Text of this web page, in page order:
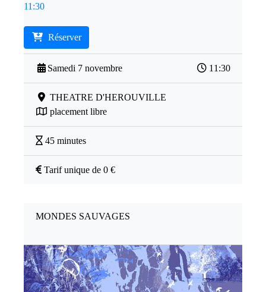
11:30
Réserver
Samedi 7 novembre 11:30
THEATRE D'HEROUVILLE
placement libre
45 minutes
Tarif unique de 0 €
MONDES SAUVAGES